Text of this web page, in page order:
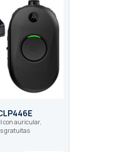
con auricular,
gratuitas